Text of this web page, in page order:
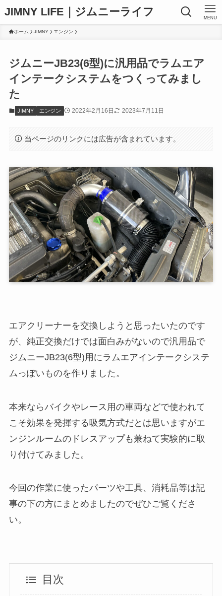
JIMNY LIFE｜ジムニーライフ MENU
ホーム JIMNY エンジン
ジムニーJB23(6型)に汎用品でラムエア
インテークシステムをつくってみまし
た
JIMNY エンジン 2022年2月16日 2023年7月11日
当ページのリンクには広告が含まれています。
エアクリーナーを交換しようと思ったいたのです
が、純正交換だけでは面白みがないので汎用品で
ジムニーJB23(6型)用にラムエアインテークシステ
ムっぽいものを作りました。
本来ならバイクやレース用の車両などで使われて
こそ効果を発揮する吸気方式だとは思いますがエ
ンジンルームのドレスアップも兼ねて実験的に取
り付けてみました。
今回の作業に使ったパーツや工具、消耗品等は記
事の下の方にまとめましたのでぜひご覧くださ
い。
目次